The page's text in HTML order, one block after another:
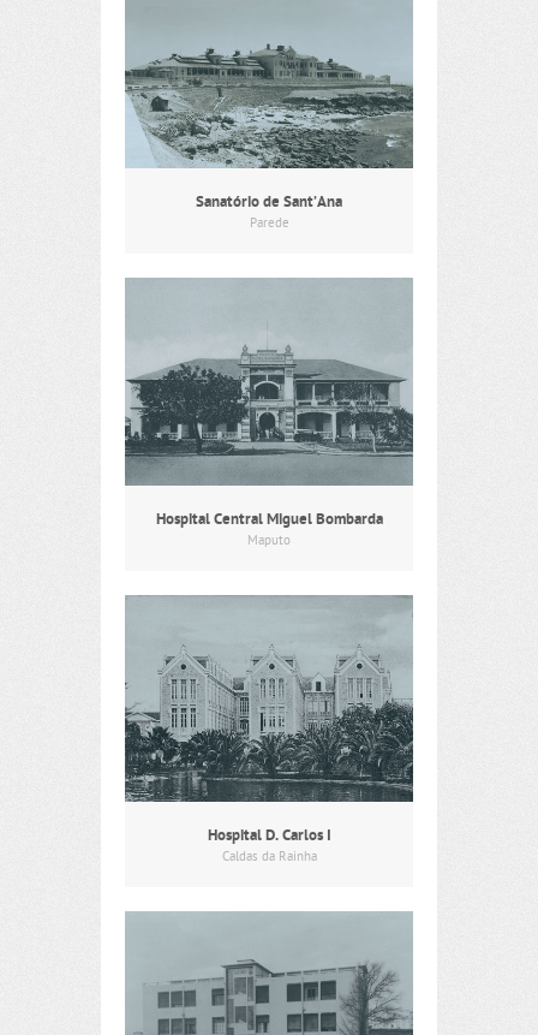
Sanatório de Sant’Ana
Parede
Hospital Central Miguel Bombarda
Maputo
Hospital D. Carlos I
Caldas da Rainha